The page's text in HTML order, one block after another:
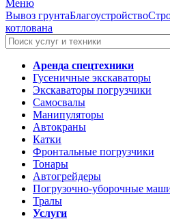
Меню
Вывоз грунтаБлагоустройство
котлована
Аренда спецтехники
Гусеничные экскаваторы
Экскаваторы погрузчики
Самосвалы
Манипуляторы
Автокраны
Катки
Фронтальные погрузчики
Тонары
Автогрейдеры
Погрузочно-уборочные
Тралы
Услуги